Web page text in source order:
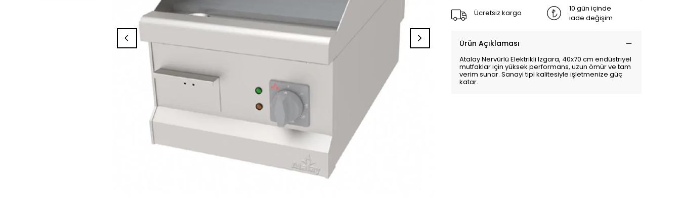
Ücretsiz kargo
10 gün içinde
iade değişim
Ürün Açıklaması
Atalay Nervürlü Elektrikli Izgara, 40x70 cm endüstriyel
mutfaklar için yüksek performans, uzun ömür ve tam
verim sunar. Sanayi tipi kalitesiyle işletmenize güç
katar.